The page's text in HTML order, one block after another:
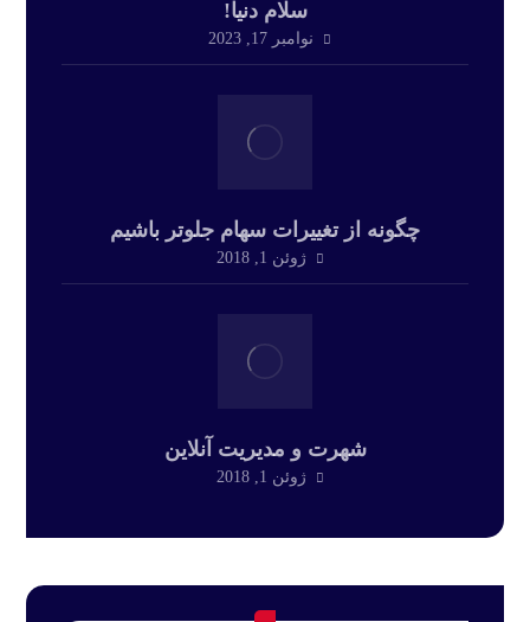
سلام دنیا!
نوامبر 17, 2023
چگونه از تغییرات سهام جلوتر باشیم
ژوئن 1, 2018
شهرت و مدیریت آنلاین
ژوئن 1, 2018